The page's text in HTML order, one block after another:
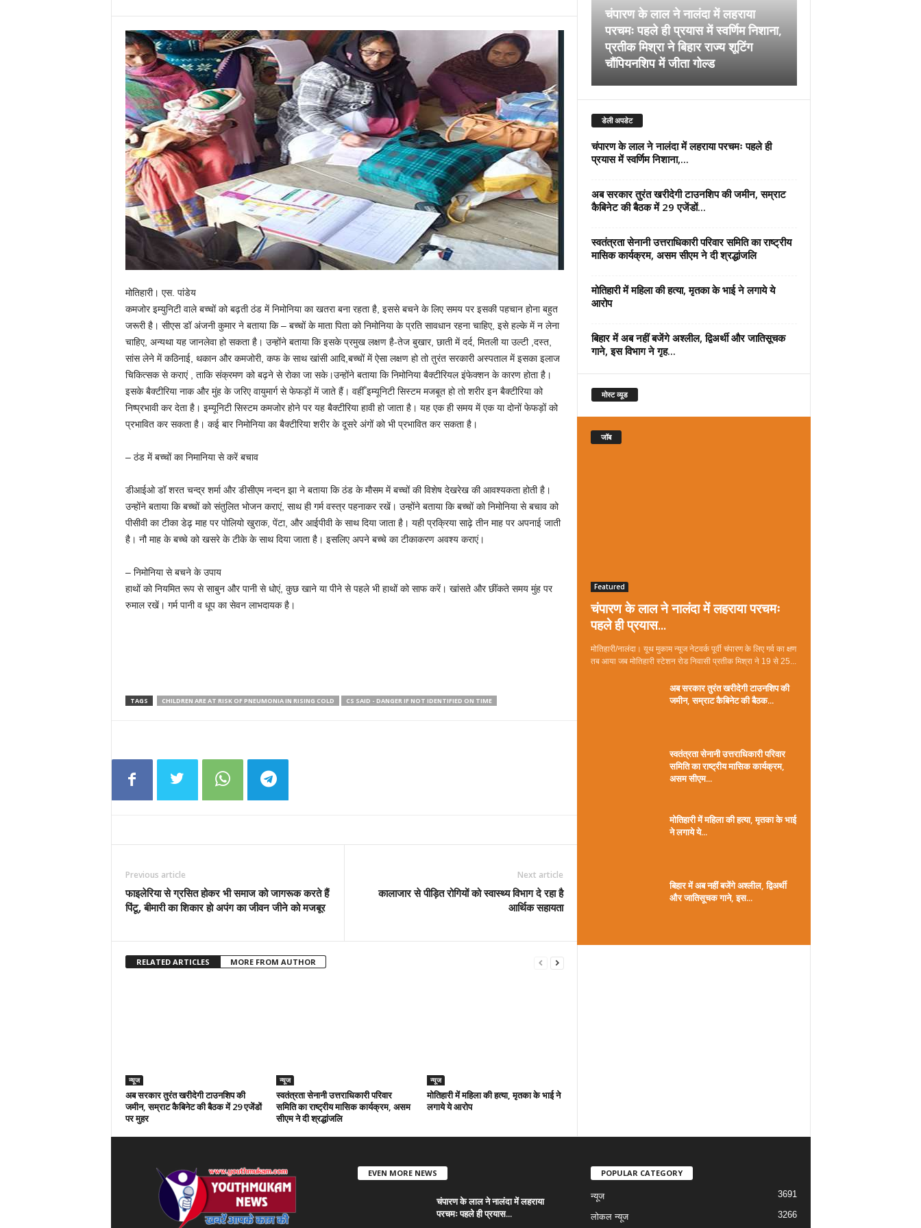
मोतिहारी। एस. पांडेय
कमजोर इम्युनिटी वाले बच्चों को बढ़ती ठंड में निमोनिया का खतरा बना रहता है, इससे बचने के लिए समय पर इसकी पहचान होना बहुत
जरूरी है। सीएस डॉ अंजनी कुमार ने बताया कि – बच्चों के माता पिता को निमोनिया के प्रति सावधान रहना चाहिए, इसे हल्के में न लेना
चाहिए, अन्यथा यह जानलेवा हो सकता है। उन्होंने बताया कि इसके प्रमुख लक्षण है-तेज बुखार, छाती में दर्द, मितली या उल्टी ,दस्त,
सांस लेने में कठिनाई, थकान और कमजोरी, कफ के साथ खांसी आदि,बच्चों में ऐसा लक्षण हो तो तुरंत सरकारी अस्पताल में इसका इलाज
चिकित्सक से कराएं , ताकि संक्रमण को बढ़ने से रोका जा सके।उन्होंने बताया कि निमोनिया बैक्टीरियल इंफेक्शन के कारण होता है।
इसके बैक्टीरिया नाक और मुंह के जरिए वायुमार्ग से फेफड़ों में जाते हैं। वहीँ इम्यूनिटी सिस्टम मजबूत हो तो शरीर इन बैक्टीरिया को
निष्प्रभावी कर देता है। इम्यूनिटी सिस्टम कमजोर होने पर यह बैक्टीरिया हावी हो जाता है। यह एक ही समय में एक या दोनों फेफड़ों को
प्रभावित कर सकता है। कई बार निमोनिया का बैक्टीरिया शरीर के दूसरे अंगों को भी प्रभावित कर सकता है।
– ठंड में बच्चों का निमानिया से करें बचाव
डीआईओ डॉ शरत चन्द्र शर्मा और डीसीएम नन्दन झा ने बताया कि ठंड के मौसम में बच्चों की विशेष देखरेख की आवश्यकता होती है।
उन्होंने बताया कि बच्चों को संतुलित भोजन कराएं, साथ ही गर्म वस्त्र पहनाकर रखें। उन्होंने बताया कि बच्चों को निमोनिया से बचाव को
पीसीवी का टीका डेढ़ माह पर पोलियो खुराक, पेंटा, और आईपीवी के साथ दिया जाता है। यही प्रक्रिया साढ़े तीन माह पर अपनाई जाती
है। नौ माह के बच्चे को खसरे के टीके के साथ दिया जाता है। इसलिए अपने बच्चे का टीकाकरण अवश्य कराएं।
– निमोनिया से बचने के उपाय
हाथों को नियमित रूप से साबुन और पानी से धोएं, कुछ खाने या पीने से पहले भी हाथों को साफ करें। खांसते और छींकते समय मुंह पर
रुमाल रखें। गर्म पानी व धूप का सेवन लाभदायक है।
TAGS CHILDREN ARE AT RISK OF PNEUMONIA IN RISING COLD CS SAID - DANGER IF NOT IDENTIFIED ON TIME
Previous article
फाइलेरिया से ग्रसित होकर भी समाज को जागरूक करते हैं
पिंटू, बीमारी का शिकार हो अपंग का जीवन जीने को मजबूर
Next article
कालाजार से पीड़ित रोगियों को स्वास्थ्य विभाग दे रहा है
आर्थिक सहायता
RELATED ARTICLES MORE FROM AUTHOR
न्यूज
अब सरकार तुरंत खरीदेगी टाउनशिप की
जमीन, सम्राट कैबिनेट की बैठक में 29 एजेंडों
पर मुहर
न्यूज
स्वतंत्रता सेनानी उत्तराधिकारी परिवार
समिति का राष्ट्रीय मासिक कार्यक्रम, असम
सीएम ने दी श्रद्धांजलि
न्यूज
मोतिहारी में महिला की हत्या, मृतका के भाई ने
लगाये ये आरोप
चंपारण के लाल ने नालंदा में लहराया
परचमः पहले ही प्रयास में स्वर्णिम निशाना,
प्रतीक मिश्रा ने बिहार राज्य शूटिंग
चौंपियनशिप में जीता गोल्ड
डेली अपडेट
चंपारण के लाल ने नालंदा में लहराया परचमः पहले ही
प्रयास में स्वर्णिम निशाना,...
अब सरकार तुरंत खरीदेगी टाउनशिप की जमीन, सम्राट
कैबिनेट की बैठक में 29 एजेंडों...
स्वतंत्रता सेनानी उत्तराधिकारी परिवार समिति का राष्ट्रीय
मासिक कार्यक्रम, असम सीएम ने दी श्रद्धांजलि
मोतिहारी में महिला की हत्या, मृतका के भाई ने लगाये ये
आरोप
बिहार में अब नहीं बजेंगे अश्लील, द्विअर्थी और जातिसूचक
गाने, इस विभाग ने गृह...
मोस्ट व्यूड
जॉब
Featured
चंपारण के लाल ने नालंदा में लहराया परचमः
पहले ही प्रयास...
मोतिहारी/नालंदा। यूथ मुकाम न्यूज नेटवर्क पूर्वी चंपारण के लिए गर्व का क्षण
तब आया जब मोतिहारी स्टेशन रोड निवासी प्रतीक मिश्रा ने 19 से 25...
अब सरकार तुरंत खरीदेगी टाउनशिप की
जमीन, सम्राट कैबिनेट की बैठक...
स्वतंत्रता सेनानी उत्तराधिकारी परिवार
समिति का राष्ट्रीय मासिक कार्यक्रम,
असम सीएम...
मोतिहारी में महिला की हत्या, मृतका के भाई
ने लगाये ये...
बिहार में अब नहीं बजेंगे अश्लील, द्विअर्थी
और जातिसूचक गाने, इस...
EVEN MORE NEWS
चंपारण के लाल ने नालंदा में लहराया
परचमः पहले ही प्रयास...
POPULAR CATEGORY
न्यूज 3691
लोकल न्यूज 3266